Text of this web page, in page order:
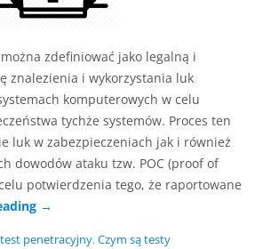
zdefiniować jako legalną i
znalezienia i wykorzystania luk
komputerowych w celu
tychże systemów. Proces ten
luk w zabezpieczeniach jak i również
dowodów ataku tzw. POC (proof of
potwierdzenia tego, że raportowane
→
penetracyjny,Czym są testy